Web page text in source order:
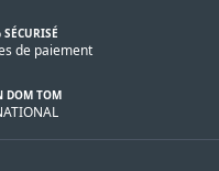
de paiement
DOM TOM